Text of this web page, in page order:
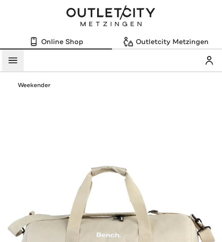
Online Shop Outletcity Metzingen
Menü
Weekender